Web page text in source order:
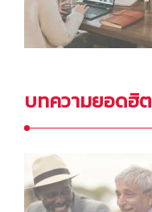
บทความยอดฮิต